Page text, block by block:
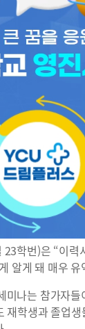
학번)은 “이
알게 돼 매우
나는 참가자
재학생과 졸업